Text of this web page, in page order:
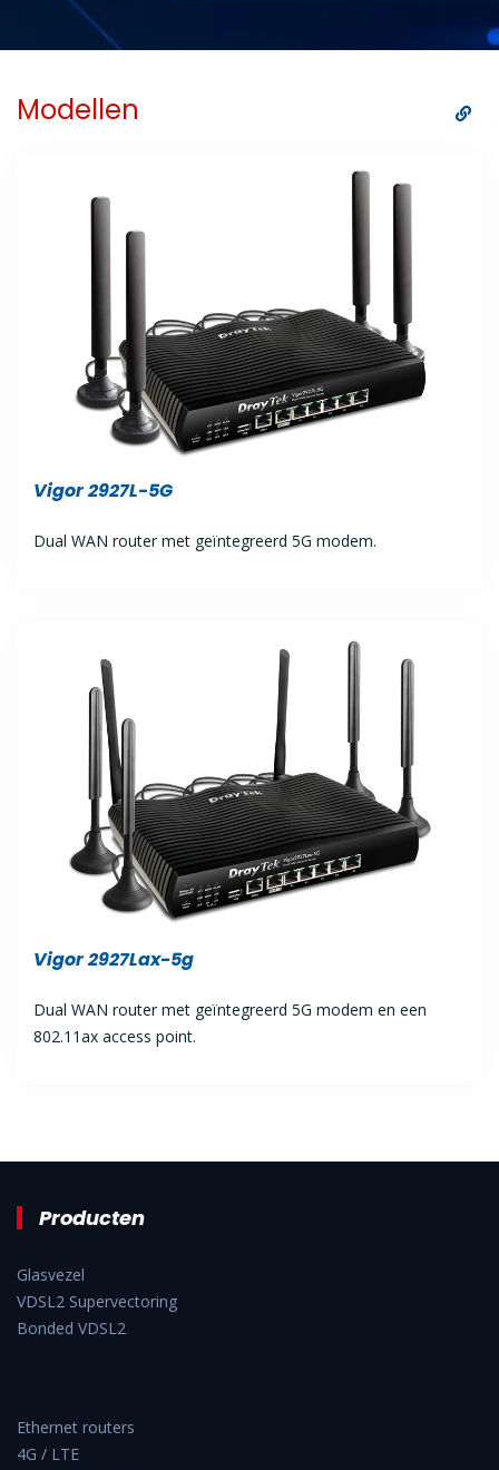
Modellen
Vigor 2927L-5G
Dual WAN router met geïntegreerd 5G modem.
Vigor 2927Lax-5g
Dual WAN router met geïntegreerd 5G modem en een
802.11ax access point.
Producten
Glasvezel
VDSL2 Supervectoring
Bonded VDSL2
Ethernet routers
4G / LTE